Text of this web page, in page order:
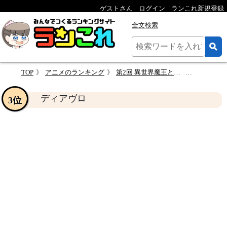
ゲストさん ログイン ランこれ新規登録
全文検索
TOP アニメのランキング 第2回 異世界魔王と召喚少女の奴隷魔術 人気キャラクター投票
ディアヴロ
3位